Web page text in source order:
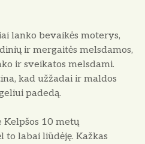
lanko bevaikės moterys,
ir mergaitės melsda­mos,
ir sveikatos melsdami.
kad užžadai ir maldos
pade­dą.
Kelpšos 10 metų
to labai liūdėję. Kažkas